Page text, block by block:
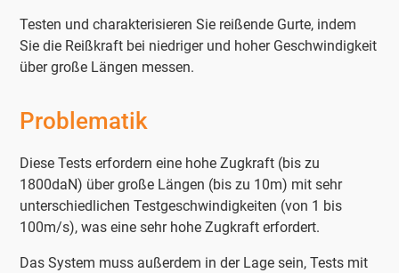
Testen und charakterisieren Sie reißende Gurte, indem
Sie die Reißkraft bei niedriger und hoher Geschwindigkeit
über große Längen messen.
Problematik
Diese Tests erfordern eine hohe Zugkraft (bis zu
1800daN) über große Längen (bis zu 10m) mit sehr
unterschiedlichen Testgeschwindigkeiten (von 1 bis
100m/s), was eine sehr hohe Zugkraft erfordert.
Das System muss außerdem in der Lage sein, Tests mit